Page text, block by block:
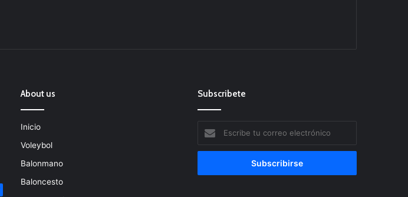
About us
Inicio
Voleybol
Balonmano
Baloncesto
Subscribete
tu
correo